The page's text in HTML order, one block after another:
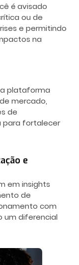
é avisado
ou de
e permitindo
na
plataforma
mercado,
de
para fortalecer
e
em insights
de
com
um diferencial